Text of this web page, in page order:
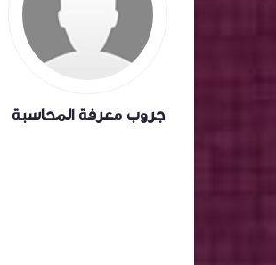
جروب معرفة المحاسبة